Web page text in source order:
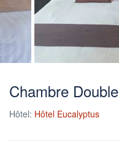
Chambre Double
Hôtel: Hôtel Eucalyptus